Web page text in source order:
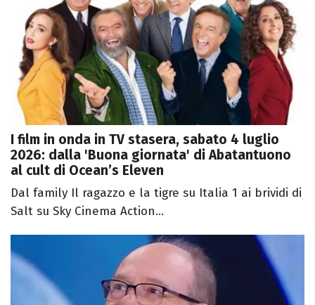
I film in onda in TV stasera, sabato 4 luglio
2026: dalla 'Buona giornata' di Abatantuono
al cult di Ocean’s Eleven
Dal family Il ragazzo e la tigre su Italia 1 ai brividi di
Salt su Sky Cinema Action...